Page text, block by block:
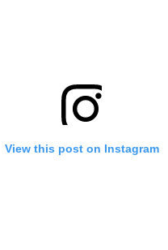
View this post on Instagram